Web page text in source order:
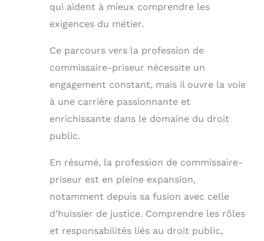
qui aident à mieux comprendre les
exigences du métier.
Ce parcours vers la profession de
commissaire-priseur nécessite un
engagement constant, mais il ouvre la voie
à une carrière passionnante et
enrichissante dans le domaine du droit
public.
En résumé, la profession de commissaire-
priseur est en pleine expansion,
notamment depuis sa fusion avec celle
d’huissier de justice. Comprendre les rôles
et responsabilités liés au droit public,